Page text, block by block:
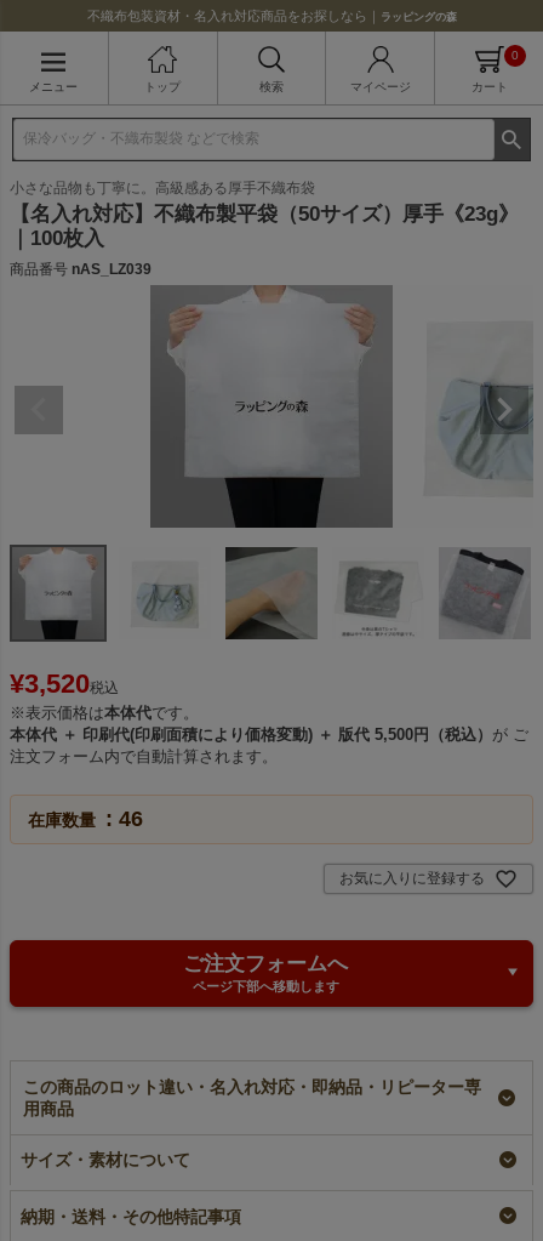
不織布包装資材・名入れ対応商品をお探しなら｜ ラッピングの森
メニュー トップ 検索 マイページ カート
0
小さな品物も丁寧に。高級感ある厚手不織布袋
【名入れ対応】不織布製平袋（50サイズ）厚手《23g》
｜100枚入
商品番号 nAS_LZ039
¥3,520税込
※表示価格は本体代です。
本体代 ＋ 印刷代(印刷面積により価格変動) ＋ 版代 5,500円（税込） が ご
注文フォーム内で自動計算されます。
在庫数量 46
お気に入りに登録する
ご注文フォームへ
ページ下部へ移動します
この商品のロット違い・名入れ対応・即納品・リピーター専
用商品
【名入れ対応】不織布
製平袋（50サイズ）厚
¥ 3,520税込
不織布製平袋（50サイ
¥3,520
やさしくまもる不織布
収納袋 サイズ50
サイズ・素材について
納期・送料・その他特記事項